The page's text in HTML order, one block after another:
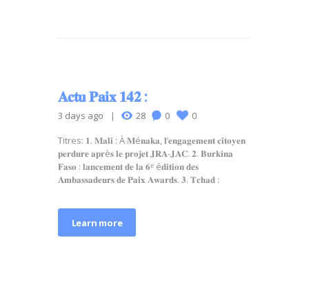
𝐀𝐜𝐭𝐮 𝐏𝐚𝐢𝐱 𝟏𝟒𝟐 :
3 days ago 28 0 0
Titres: 𝟏. 𝐌𝐚𝐥𝐢 : À 𝐌é𝐧𝐚𝐤𝐚, 𝐥’𝐞𝐧𝐠𝐚𝐠𝐞𝐦𝐞𝐧𝐭 𝐜𝐢𝐭𝐨𝐲𝐞𝐧
𝐩𝐞𝐫𝐝𝐮𝐫𝐞 𝐚𝐩𝐫è𝐬 𝐥𝐞 𝐩𝐫𝐨𝐣𝐞𝐭 𝐉𝐑𝐀-𝐉𝐀𝐂. 𝟐. 𝐁𝐮𝐫𝐤𝐢𝐧𝐚
𝐅𝐚𝐬𝐨 : 𝐥𝐚𝐧𝐜𝐞𝐦𝐞𝐧𝐭 𝐝𝐞 𝐥𝐚 𝟔ᵉ é𝐝𝐢𝐭𝐢𝐨𝐧 𝐝𝐞𝐬
𝐀𝐦𝐛𝐚𝐬𝐬𝐚𝐝𝐞𝐮𝐫𝐬 𝐝𝐞 𝐏𝐚𝐢𝐱 𝐀𝐰𝐚𝐫𝐝𝐬. 𝟑. 𝐓𝐜𝐡𝐚𝐝 :
Learn more